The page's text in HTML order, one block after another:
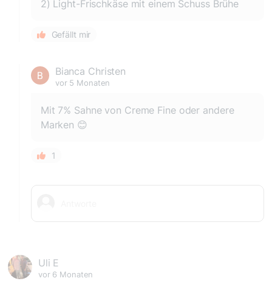
2) Light-Frischkäse mit einem Schuss Brühe
Gefällt mir
Bianca Christen
vor 5 Monaten
Mit 7% Sahne von Creme Fine oder andere
Marken 😊
1
Uli E
vor 6 Monaten